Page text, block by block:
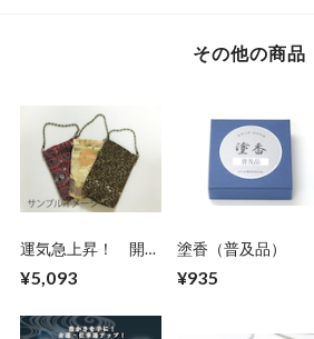
その他の商品
運気急上昇！ 開運
¥5,093
塗香（普及品）
¥935